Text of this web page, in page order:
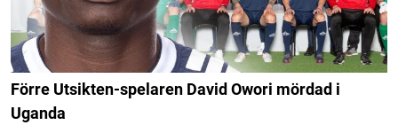
Förre Utsikten-spelaren David Owori mördad i
Uganda